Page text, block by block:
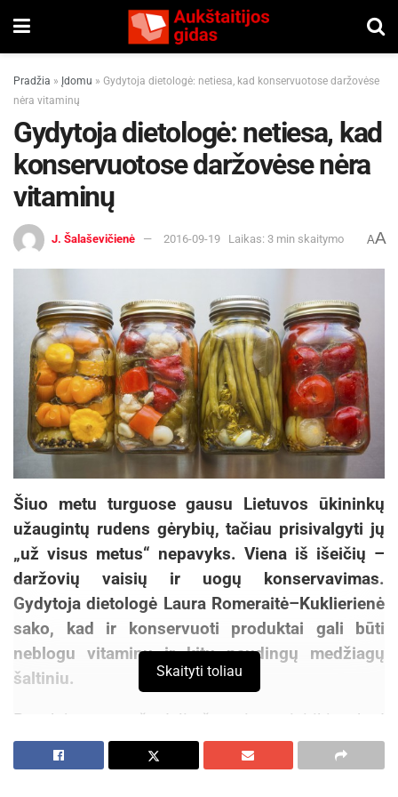
Pradžia » Įdomu » Gydytoja dietologė: netiesa, kad konservuotose daržovėse
nėra vitaminų
Gydytoja dietologė: netiesa, kad
konservuotose daržovėse nėra
vitaminų
J. Šalaševičienė 2016-09-19 Laikas: 3 min skaitymo AA
Šiuo metu turguose gausu Lietuvos ūkininkų
užaugintų rudens gėrybių, tačiau prisivalgyti jų
„už visus metus“ nepavyks. Viena iš išeičių –
daržovių vaisių ir uogų konservavimas.
Gydytoja dietologė Laura Romeraitė–Kuklierienė
sako, kad ir konservuoti produktai gali būti
neblogu vitaminų ir kitų naudingų medžiagų
šaltiniu.
Pasak jos, nemaža dalis žmonių yra įsitikinę, kad
konservuotos daržovės nebeturi jokios vertės –
yra praradusios visus vitaminus ir kitas
Skaityti toliau